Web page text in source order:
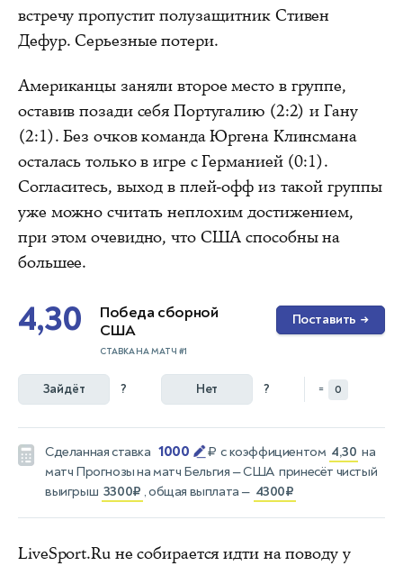
встречу пропустит полузащитник Стивен
Дефур. Серьезные потери.
Американцы заняли второе место в группе,
оставив позади себя Португалию (2:2) и Гану
(2:1). Без очков команда Юргена Клинсмана
осталась только в игре с Германией (0:1).
Согласитесь, выход в плей-офф из такой группы
уже можно считать неплохим достижением,
при этом очевидно, что США способны на
большее.
4,30
Победа сборной
США
СТАВКА НА МАТЧ #1
Поставить →
Зайдёт ? Нет ? = 0
Сделанная ставка 1000 ₽ с коэффициентом 4,30 на
матч Прогнозы на матч Бельгия — США принесёт чистый
выигрыш 3300₽ , общая выплата — 4300₽
LiveSport.Ru не собирается идти на поводу у